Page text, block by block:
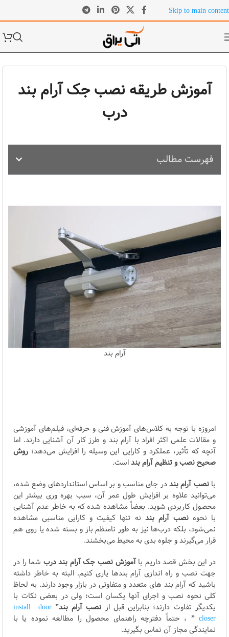
Skip to main content
آموزش طریقه نصب جک آرام بند
درب
فهرست مطالب
آرام بند
امروزه با توجه به کلاس‌های آموزش فنی و حرفه‌ای، فیلم‌های آموزشی
و مقالات علمی اکثر افراد با آرام بند و طرز کار آن آشنایی دارند. اما
آنچه که تأثیر، عملکرد و کارایی این وسیله را افزایش می‌دهد؛ روش
صحیح نصب و تنظیم آرام بنداست.
بانصب آرام بنددر جای مناسب و بر اساس استانداردهای وضع شده،
می‌توانید علاوه بر افزایش طول عمر آن، سبب بهره وری بیشتر این
محصول کاربردی شوید. بعضاً مشاهده شده که به خاطر عدم آشنایی
با نحوهنصب آرام بند نه تنها کیفیت و کارایی مناسبی مشاهده
نمی‌شود، بلکه درب‌ها نیز به طور نامنظم باز و بسته شده یا روی هم
قرار می‌گیرند و جلوه بدی به محیط می‌بخشند.
در این بخش قصد داریم باآموزش نصب جک آرام بند درب شما را در
جهت نصب و راه اندازی آرام بندها یاری کنیم. البته به خاطر داشته
باشید که آرام بند های متعدد و متفاوتی در بازار وجود دارند. به لحاظ
کلی نحوه نصب و اجرای آنها یکسان است؛ ولی در بعضی نکات با
یکدیگر تفاوت دارند؛ بنابراین قبل از نصب آرام بند”install door
closer
” ، حتماً دفترچه راهنمای محصول را مطالعه نموده یا با
نمایندگی مجاز آن تماس بگیرید.